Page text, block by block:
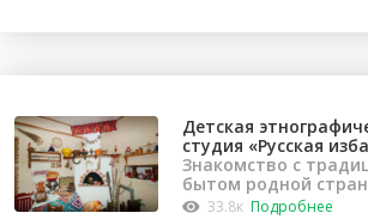
Детская
студия «Русская
Знакомство с
бытом родной
33.8к Подробнее